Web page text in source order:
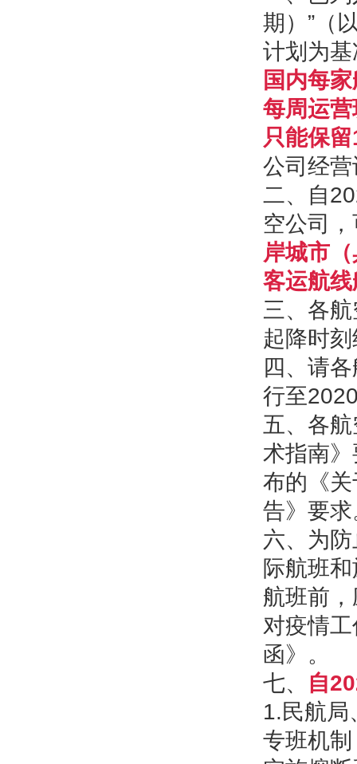
期）”（
计划为
国内每
每周运
只能保
公司经
二、自
空公司
岸城市
客运航
三、各
起降时
四、请
行至
五、各
术指南
布的《
告》要求
六、为
际航班
航班前
对疫情
函》。
七、 自
1.民航局
专班机